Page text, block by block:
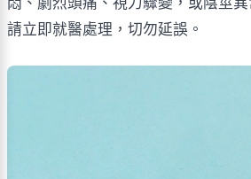
悶、劇烈頭痛、視力驟變，或陰莖異
請立即就醫處理，切勿延誤。